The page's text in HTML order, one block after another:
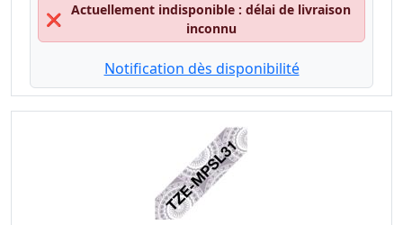
❌
Actuellement indisponible : délai de livraison
inconnu
Notification dès disponibilité